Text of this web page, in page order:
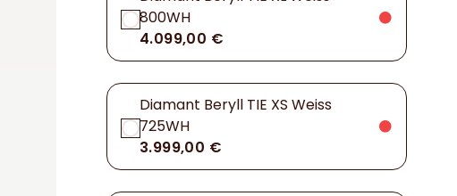
800WH
4.099,00 €
Diamant Beryll TIE XS Weiss
725WH
3.999,00 €